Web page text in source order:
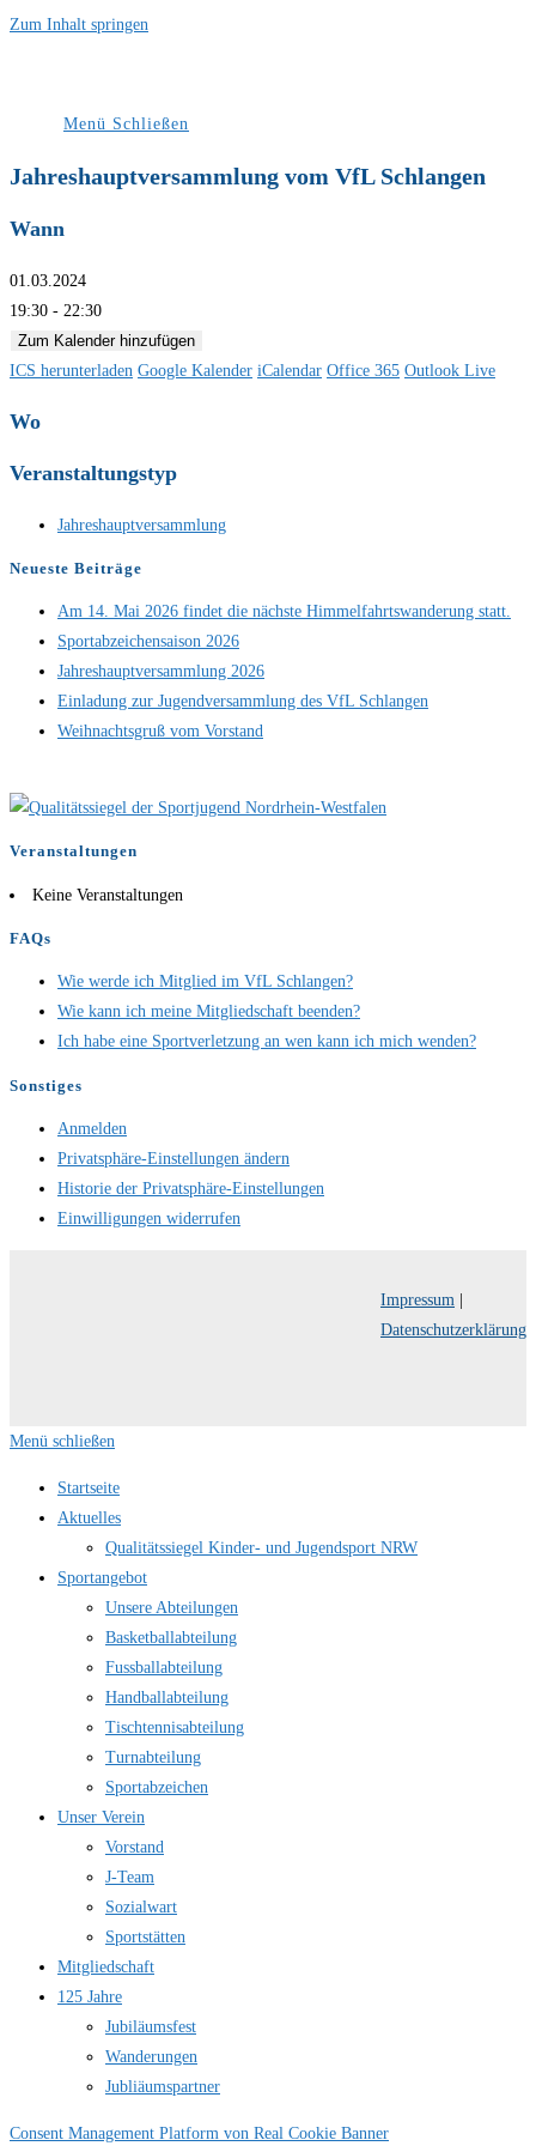
Zum Inhalt springen
Menü Schließen
Jahreshauptversammlung vom VfL Schlangen
Wann
01.03.2024
19:30 - 22:30
Zum Kalender hinzufügen
ICS herunterladen Google Kalender iCalendar Office 365 Outlook Live
Wo
Veranstaltungstyp
Jahreshauptversammlung
Neueste Beiträge
Am 14. Mai 2026 findet die nächste Himmelfahrtswanderung statt.
Sportabzeichensaison 2026
Jahreshauptversammlung 2026
Einladung zur Jugendversammlung des VfL Schlangen
Weihnachtsgruß vom Vorstand
Veranstaltungen
Keine Veranstaltungen
FAQs
Wie werde ich Mitglied im VfL Schlangen?
Wie kann ich meine Mitgliedschaft beenden?
Ich habe eine Sportverletzung an wen kann ich mich wenden?
Sonstiges
Anmelden
Privatsphäre-Einstellungen ändern
Historie der Privatsphäre-Einstellungen
Einwilligungen widerrufen
Impressum
Datenschutzerklärung
Menü schließen
Startseite
Aktuelles
Qualitätssiegel Kinder- und Jugendsport NRW
Sportangebot
Unsere Abteilungen
Basketballabteilung
Fussballabteilung
Handballabteilung
Tischtennisabteilung
Turnabteilung
Sportabzeichen
Unser Verein
Vorstand
J-Team
Sozialwart
Sportstätten
Mitgliedschaft
125 Jahre
Jubiläumsfest
Wanderungen
Jubliäumspartner
Consent Management Platform von Real Cookie Banner